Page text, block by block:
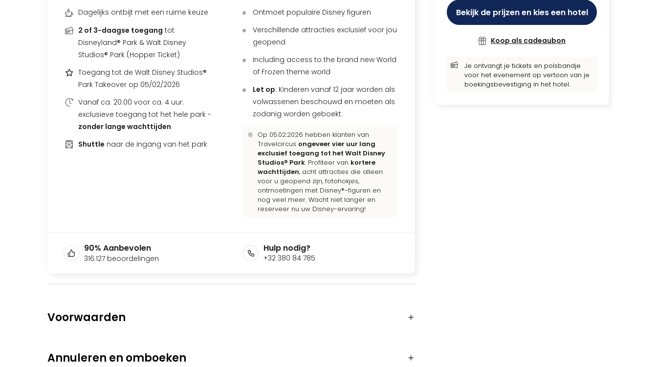
Bekijk de prijzen en kies een hotel
Koop als cadeaubon
Je ontvangt je tickets en polsbandje
voor het evenement op vertoon van je
boekingsbevestiging in het hotel.
Dagelijks ontbijt met een ruime keuze
2 of 3-daagse toegang tot
Disneyland® Park & Walt Disney
Studios® Park (Hopper Ticket)
Toegang tot de Walt Disney Studios®
Park Takeover op 05/02/2026
Vanaf ca. 20:00 voor ca. 4 uur:
exclusieve toegang tot het hele park -
zonder lange wachttijden
Shuttle naar de ingang van het park
Ontmoet populaire Disney figuren
Verschillende attracties exclusief voor jou
geopend
Including access to the brand new World
of Frozen theme world
Let op: Kinderen vanaf 12 jaar worden als
volwassenen beschouwd en moeten als
zodanig worden geboekt.
Op 05.02.2026 hebben klanten van
Travelcircus ongeveer vier uur lang
exclusief toegang tot het Walt Disney
Studios® Park. Profiteer van kortere
wachttijden, acht attracties die alleen
voor u geopend zijn, fotohokjes,
ontmoetingen met Disney®-figuren en
nog veel meer. Wacht niet langer en
reserveer nu uw Disney-ervaring!
90% Aanbevolen
316.127 beoordelingen
Hulp nodig?
+32 380 84 785
Voorwaarden
Annuleren en omboeken